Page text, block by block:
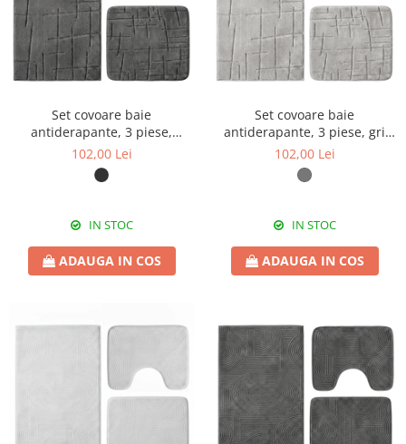
Set covoare baie
antiderapante, 3 piese,
design modern crestat
102,00 Lei
IN STOC
ADAUGA IN COS
Set covoare baie
antiderapante, 3 piese, gri
deschis, textură soft crestată
102,00 Lei
IN STOC
ADAUGA IN COS